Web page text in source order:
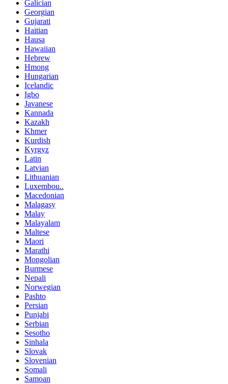
Galician
Georgian
Gujarati
Haitian
Hausa
Hawaiian
Hebrew
Hmong
Hungarian
Icelandic
Igbo
Javanese
Kannada
Kazakh
Khmer
Kurdish
Kyrgyz
Latin
Latvian
Lithuanian
Luxembou..
Macedonian
Malagasy
Malay
Malayalam
Maltese
Maori
Marathi
Mongolian
Burmese
Nepali
Norwegian
Pashto
Persian
Punjabi
Serbian
Sesotho
Sinhala
Slovak
Slovenian
Somali
Samoan